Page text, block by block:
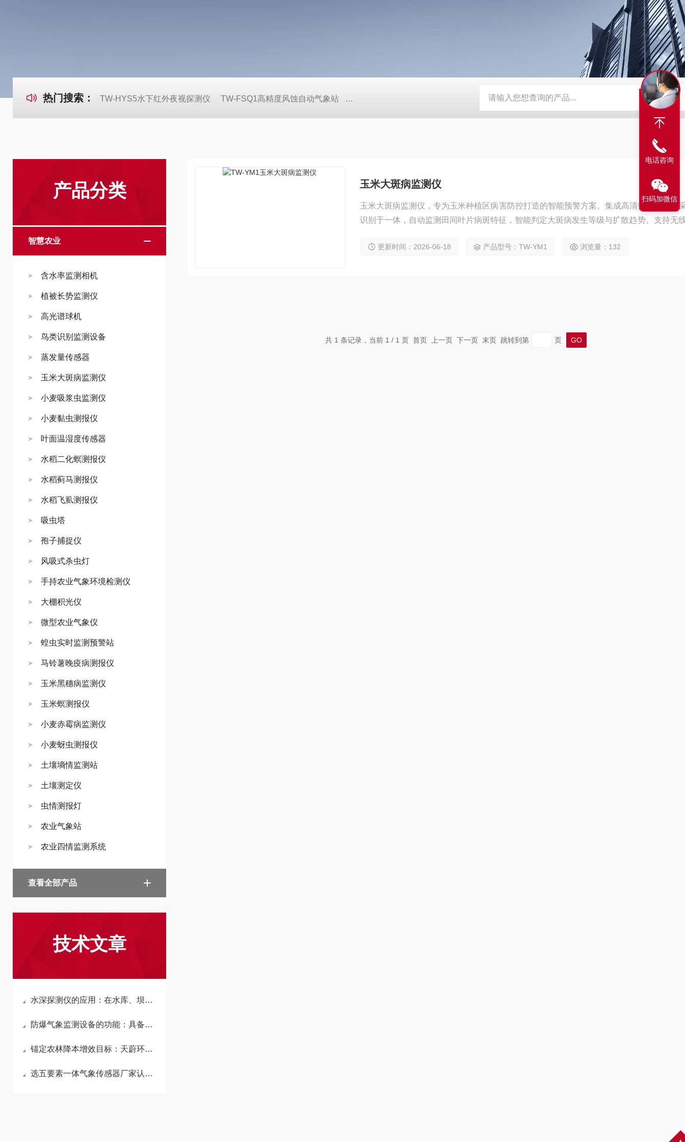
热门搜索： TW-HYS5水下红外夜视探测仪 TW-FSQ1高精度风蚀自动气象站 TW-LS6+手持式声学多普勒流速仪 TW-WSD3数字式温湿度记录仪 TW-WSD1温湿度记
产品分类
智慧农业
含水率监测相机
植被长势监测仪
高光谱球机
鸟类识别监测设备
蒸发量传感器
玉米大斑病监测仪
小麦吸浆虫监测仪
小麦黏虫测报仪
叶面温湿度传感器
水稻二化螟测报仪
水稻蓟马测报仪
水稻飞虱测报仪
吸虫塔
孢子捕捉仪
风吸式杀虫灯
手持农业气象环境检测仪
大棚积光仪
微型农业气象仪
蝗虫实时监测预警站
马铃薯晚疫病测报仪
玉米黑穗病监测仪
玉米螟测报仪
小麦赤霉病监测仪
小麦蚜虫测报仪
土壤墒情监测站
土壤测定仪
虫情测报灯
农业气象站
农业四情监测系统
查看全部产品
技术文章
水深探测仪的应用：在水库、坝区、水电站的建设与维护过程中，测量水深
防爆气象监测设备的功能：具备数据记录与分析功能，可长期保存历史数据
锚定农林降本增效目标：天蔚环境虫情测报灯协助精准控药，提升作物产量
选五要素一体气象传感器厂家认准天蔚环境，提供全流程技术对接与售后保障
玉米大斑病监测仪
玉米大斑病监测仪，专为玉米种植区病害防控打造的智能预警方案。集成高清拍摄、图像
识别于一体，自动监测田间叶片病斑特征，智能判定大斑病发生等级与扩散趋势。支持无
阳能供电免布线，安装便捷，适用于大田玉米区、农技推广站等场景，助力早发现早防治
更新时间：2026-06-18 产品型号：TW-YM1 浏览量：132
共 1 条记录，当前 1 / 1 页 首页 上一页 下一页 末页 跳转到第 页
电话咨询
扫码加微信